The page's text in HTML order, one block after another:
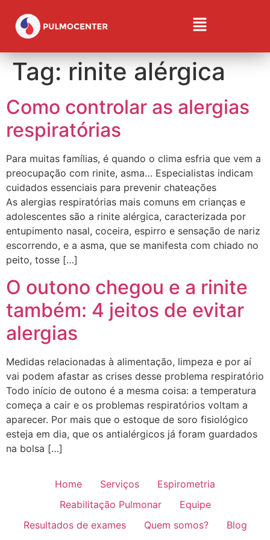
Tag:rinite alérgica
Como controlar as alergias
respiratórias
Para muitas famílias, é quando o clima esfria que vem a
preocupação com rinite, asma… Especialistas indicam
cuidados essenciais para prevenir chateações
As alergias respiratórias mais comuns em crianças e
adolescentes são a rinite alérgica, caracterizada por
entupimento nasal, coceira, espirro e sensação de nariz
escorrendo, e a asma, que se manifesta com chiado no
peito, tosse […]
O outono chegou e a rinite
também: 4 jeitos de evitar
alergias
Medidas relacionadas à alimentação, limpeza e por aí
vai podem afastar as crises desse problema respiratório
Todo início de outono é a mesma coisa: a temperatura
começa a cair e os problemas respiratórios voltam a
aparecer. Por mais que o estoque de soro fisiológico
esteja em dia, que os antialérgicos já foram guardados
na bolsa […]
Home Serviços
Espirometria
Reabilitação Pulmonar
Equipe
Resultados de exames
Quem somos? Blog